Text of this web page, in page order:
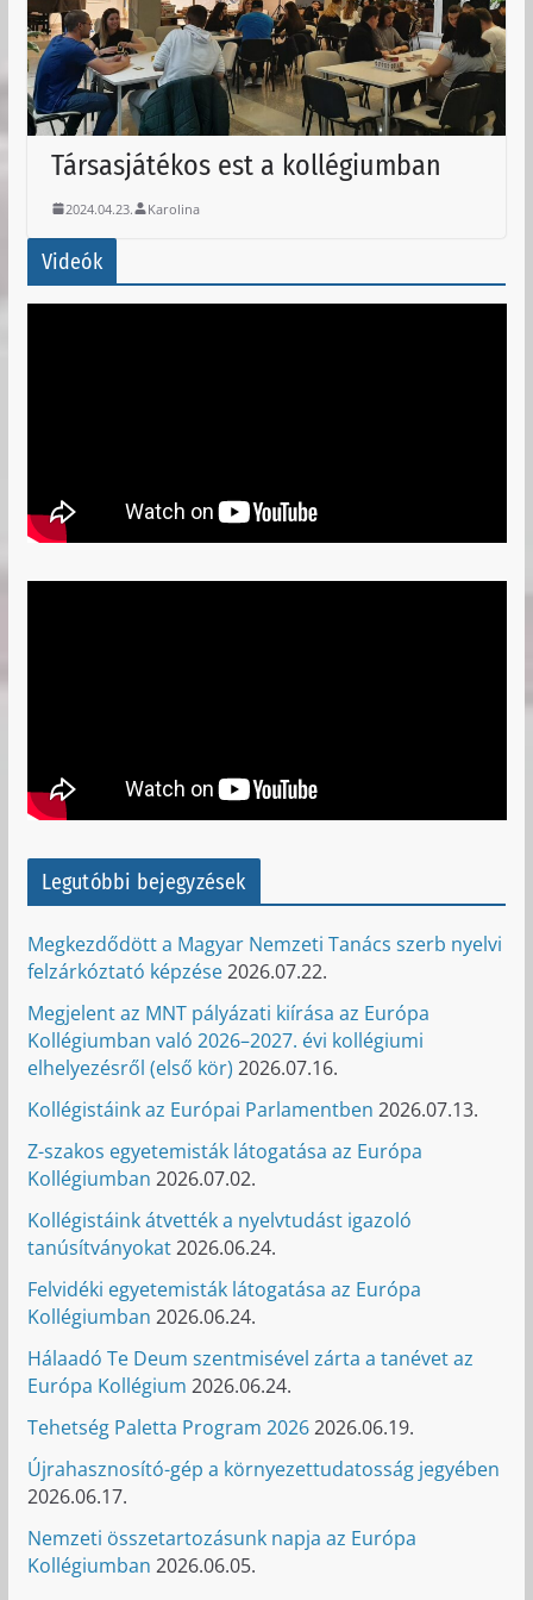
Társasjátékos est a kollégiumban
2024.04.23. Karolina
Videók
Legutóbbi bejegyzések
Megkezdődött a Magyar Nemzeti Tanács szerb nyelvi
felzárkóztató képzése2026.07.22.
Megjelent az MNT pályázati kiírása az Európa
Kollégiumban való 2026–2027. évi kollégiumi
elhelyezésről (első kör) 2026.07.16.
Kollégistáink az Európai Parlamentben 2026.07.13.
Z-szakos egyetemisták látogatása az Európa
Kollégiumban 2026.07.02.
Kollégistáink átvették a nyelvtudást igazoló
tanúsítványokat2026.06.24.
Felvidéki egyetemisták látogatása az Európa
Kollégiumban 2026.06.24.
Hálaadó Te Deum szentmisével zárta a tanévet az
Európa Kollégium 2026.06.24.
Tehetség Paletta Program 20262026.06.19.
Újrahasznosító-gép a környezettudatosság jegyében
2026.06.17.
Nemzeti összetartozásunk napja az Európa
Kollégiumban 2026.06.05.